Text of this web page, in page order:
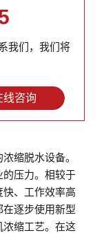
我们，我们将
线咨询
缩脱水设备。
压力。相较于
、工作效率高
逐步使用新型
缩工艺。在这